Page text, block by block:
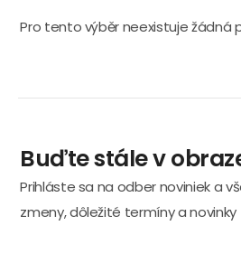
Pro tento výběr neexistuje žádná
Buďte stále v
Prihláste sa na odber noviniek a
zmeny, dôležité termíny a